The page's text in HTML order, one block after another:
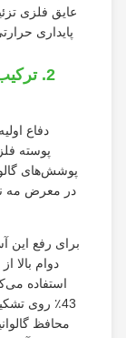
عایق فلزی
پایداری حرارتی
2. ترکیب
دفاع اولیه
پوسته فلزی
پوشش‌های
در معرض مه نمک
برای رفع این
دوام بالا از
43٪ روی تشکیل
محافظ